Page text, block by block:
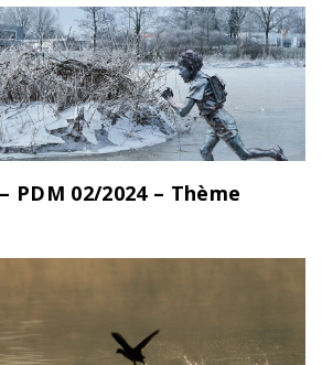
PDM 02/2024 – Thème